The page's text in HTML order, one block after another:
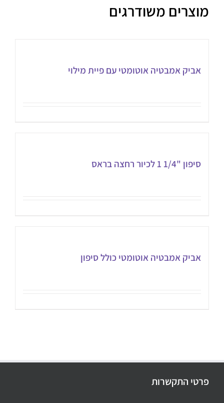
מוצרים משודרגים
אביק אמבטיה אוטומטי עם פיית מילוי
סיפון "1/4 1 לכיור רחצה בראס
אביק אמבטיה אוטומטי כולל סיפון
פרטי התקשרות